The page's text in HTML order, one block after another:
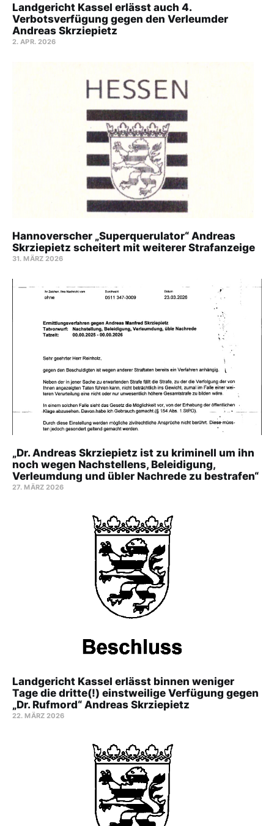
Landgericht Kassel erlässt auch 4.
Verbotsverfügung gegen den Verleumder
Andreas Skrziepietz
2. APR. 2026
Hannoverscher „Superquerulator“ Andreas
Skrziepietz scheitert mit weiterer Strafanzeige
31. MÄRZ 2026
„Dr. Andreas Skrziepietz ist zu kriminell um ihn
noch wegen Nachstellens, Beleidigung,
Verleumdung und übler Nachrede zu bestrafen“
27. MÄRZ 2026
Landgericht Kassel erlässt binnen weniger
Tage die dritte(!) einstweilige Verfügung gegen
„Dr. Rufmord“ Andreas Skrziepietz
22. MÄRZ 2026